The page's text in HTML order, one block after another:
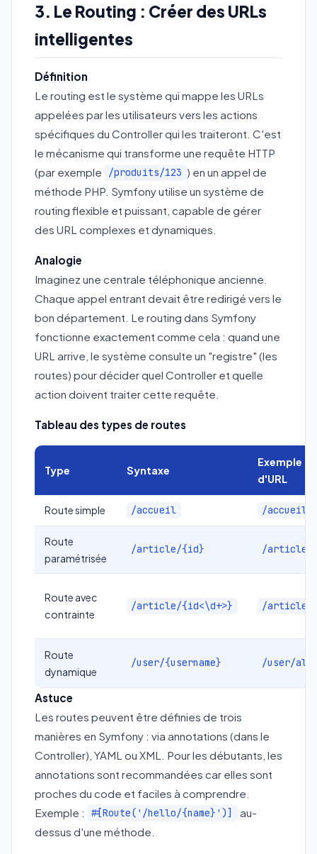
3. Le Routing : Créer des URLs
intelligentes
Définition
Le routing est le système qui mappe les URLs
appelées par les utilisateurs vers les actions
spécifiques du Controller qui les traiteront. C'est
le mécanisme qui transforme une requête HTTP
(par exemple
/produits/123 ) en un appel de
méthode PHP. Symfony utilise un système de
routing flexible et puissant, capable de gérer
des URL complexes et dynamiques.
Analogie
Imaginez une centrale téléphonique ancienne.
Chaque appel entrant devait être redirigé vers le
bon département. Le routing dans Symfony
fonctionne exactement comme cela : quand une
URL arrive, le système consulte un "registre" (les
routes) pour décider quel Controller et quelle
action doivent traiter cette requête.
Tableau des types de routes
Type Syntaxe
Exemple
d'URL
Route simple /accueil /accueil
Route
paramétrisée
/article/{id} /article/
Route avec
contrainte
/article/{id<\d+>} /article/
Route
dynamique
/user/{username} /user/
Astuce
Les routes peuvent être définies de trois
manières en Symfony : via annotations (dans le
Controller), YAML ou XML. Pour les débutants, les
annotations sont recommandées car elles sont
proches du code et faciles à comprendre.
Exemple :
#[Route('/hello/{name}')]
au-
dessus d'une méthode.